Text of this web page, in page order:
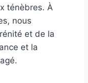
ténèbres. À
nous
et de la
et la